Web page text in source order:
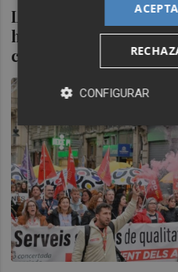
La concertada afronta
huelga sin avances
con Educación
CONFIGURAR